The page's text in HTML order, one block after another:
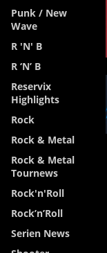
Punk / New
Wave
R 'n' B
R ‘n’ B
Reservix
Highlights
Rock
Rock & Metal
Rock & Metal
Tournews
Rock'n'Roll
Rock’n’Roll
Serien News